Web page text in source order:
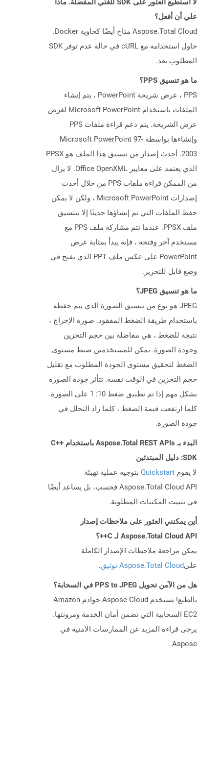
لا أستطيع العثور على SDK للغتي المفضلة. ماذا
علي أن أفعل؟
Aspose.Total Cloud متاح أيضًا كحاوية Docker.
حاول استخدامه مع cURL في حالة عدم توفر SDK
المطلوب بعد.
ما هو تنسيق PPS؟
PPS ، عرض شريحة PowerPoint ، يتم إنشاء
الملفات باستخدام Microsoft PowerPoint لغرض
عرض الشريحة. يتم دعم قراءة ملفات PPS
وإنشاءها بواسطة Microsoft PowerPoint 97-
2003. أحدث إصدار من تنسيق هذا الملف هو PPSX
الذي يعتمد على معايير Office OpenXML. لا يزال
من الممكن قراءة ملفات PPS من خلال أحدث
إصدارات Microsoft PowerPoint ، ولكن لا يمكن
حفظ الملفات التي تم إنشاؤها حديثًا إلا بتنسيق
ملف PPSX. عندما تتم مشاركة ملف PPS مع
مستخدم آخر وفتحه ، فإنه يبدأ بمثابة عرض
PowerPoint على عكس ملف PPT الذي يفتح في
وضع قابل للتحرير.
ما هو تنسيق JPEG؟
JPEG هو نوع من تنسيق الصورة الذي يتم حفظه
باستخدام طريقة الضغط المفقود. صورة الإخراج ،
نتيجة للضغط ، هي مفاضلة بين حجم التخزين
وجودة الصورة. يمكن للمستخدمين ضبط مستوى
الضغط لتحقيق مستوى الجودة المطلوب مع تقليل
حجم التخزين في الوقت نفسه. تتأثر جودة الصورة
بشكل مهم إذا تم تطبيق ضغط 10: 1 على الصورة.
كلما ارتفعت قيمة الضغط ، كلما زاد التحلل في
جودة الصورة.
البدء بـ Aspose.Total REST APIs باستخدام C++
SDK: دليل المبتدئين
لا يقوم Quickstart بتوجيه عملية تهيئة
Aspose.Total Cloud API فحسب، بل يساعد أيضًا
في تثبيت المكتبات المطلوبة.
أين يمكنني العثور على ملاحظات إصدار
Aspose.Total Cloud API لـ C++؟
يمكن مراجعة ملاحظات الإصدار الكاملة
علىAspose.Total Cloud توثيق .
هل من الآمن تحويل PPS to JPEG في السحابة؟
بالطبع! يستخدم Aspose Cloud خوادم Amazon
EC2 السحابية التي تضمن أمان الخدمة ومرونتها.
يرجى قراءة المزيد عن الممارسات الأمنية في
Aspose.